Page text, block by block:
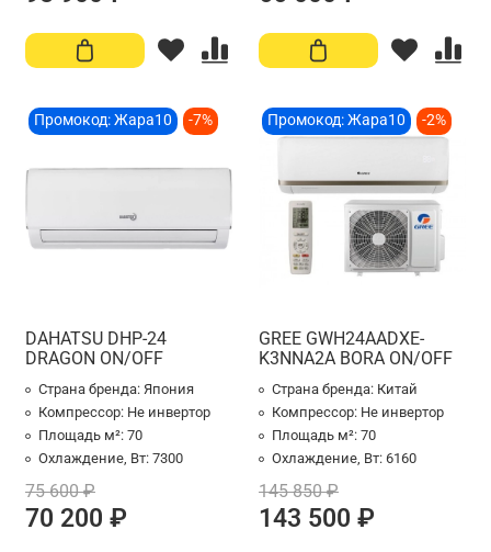
Промокод: Жара10 -7%
DAHATSU DHP-24
DRAGON ON/OFF
Страна бренда: Япония
Компрессор: Не инвертор
Площадь м²: 70
Охлаждение, Вт: 7300
75 600 ₽
70 200 ₽
Промокод: Жара10 -2%
GREE GWH24AADXE-
K3NNA2A BORA ON/OFF
Страна бренда: Китай
Компрессор: Не инвертор
Площадь м²: 70
Охлаждение, Вт: 6160
145 850 ₽
143 500 ₽